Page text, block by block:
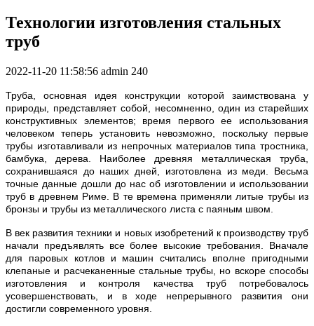
Технологии изготовления стальных
труб
2022-11-20 11:58:56 admin 240
Труба, основная идея конструкции которой заимствована у
природы, представляет собой, несомненно, один из старейших
конструктивных элементов; время первого ее использования
человеком теперь установить невозможно, поскольку первые
трубы изготавливали из непрочных материалов типа тростника,
бамбука, дерева. Наиболее древняя металлическая труба,
сохранившаяся до наших дней, изготовлена из меди. Весьма
точные данные дошли до нас об изготовлении и использовании
труб в древнем Риме. В те времена применяли литые трубы из
бронзы и трубы из металлического листа с паяным швом.
В век развития техники и новых изобретений к производству труб
начали предъявлять все более высокие требования. Вначале
для паровых котлов и машин считались вполне пригодными
клепаные и расчеканенные стальные трубы, но вскоре способы
изготовления и контроля качества труб потребовалось
усовершенствовать, и в ходе непрерывного развития они
достигли современного уровня.